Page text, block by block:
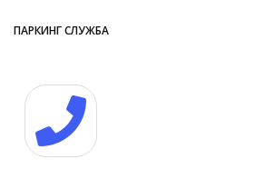
ПАРКИНГ СЛУЖБА